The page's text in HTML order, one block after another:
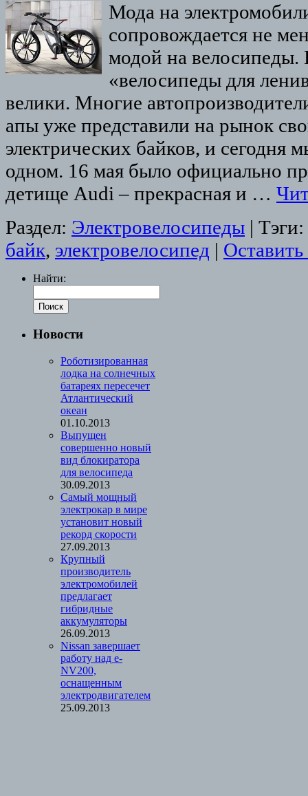
Мода на
сопровождается не
модой на велосипеды.
«велосипеды для
велики. Многие
апы уже представили на рынок
электрических байков, и сегодня
одном. 16 мая было официально
детище Audi – прекрасная и …
Раздел: Электровелосипеды | Тэги:
байк, электровелосипед |
Найти:
Новости
Роботизированная
лодка на солнечных
батареях пересечет
Атлантический
океан
01.10.2013
Выпущен
совершенно новый
вид блокиратора
для велосипеда
30.09.2013
Cамый мощный
электрокар в мире
установит новый
рекорд скорости
27.09.2013
Крупный
производитель
электромобилей
предлагает
гибридные
аккумуляторы
26.09.2013
Nissan завершает
работу над e-
NV200,
оснащенным
электродвигателем
25.09.2013